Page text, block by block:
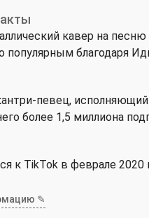
кавер на
популярным благодаря
певец,
более 1,5 миллиона
к TikTok в феврале 2020
✎